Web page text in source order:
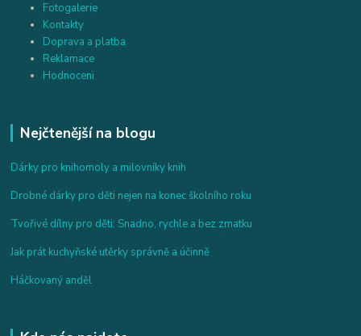
Fotogalerie
Kontakty
Doprava a platba
Reklamace
Hodnoceni
Nejčtenější na blogu
Dárky pro knihomoly a milovníky knih
Drobné dárky pro děti nejen na konec školního roku
Tvořivé dílny pro děti: Snadno, rychle a bez zmatku
Jak prát kuchyňské utěrky správně a účinně
Háčkovaný anděl